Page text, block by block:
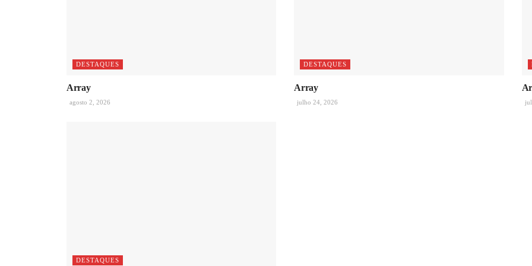
DESTAQUES
Array
agosto 2, 2026
DESTAQUES
Array
julho 24, 2026
DESTAQUES